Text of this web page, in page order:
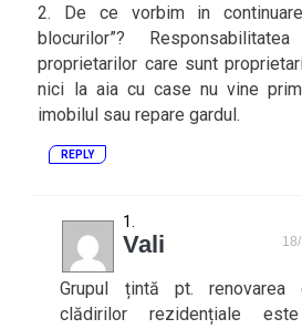
2. De ce vorbim in
blocurilor”?
proprietarilor care sunt
nici la aia cu case nu vine
imobilul sau repare gardul.
REPLY
Vali
Grupul țintă pt. renovarea
clădirilor rezidențiale